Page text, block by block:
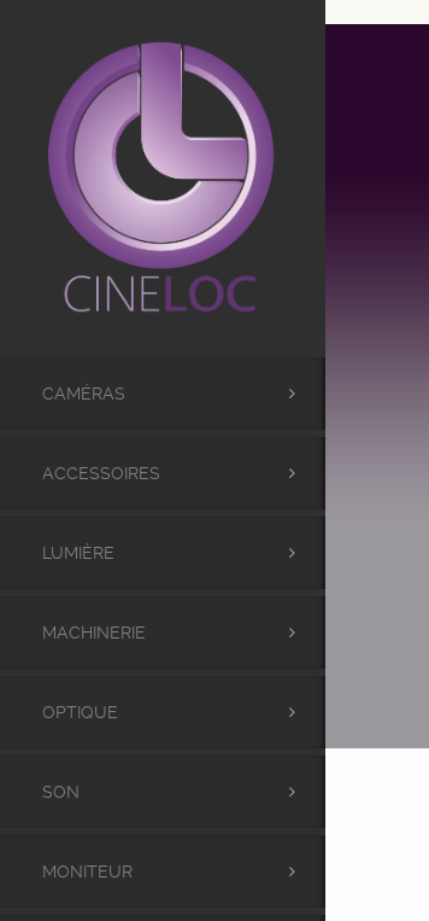
CAMÉRAS
ACCESSOIRES
LUMIÈRE
MACHINERIE
OPTIQUE
SON
MONITEUR